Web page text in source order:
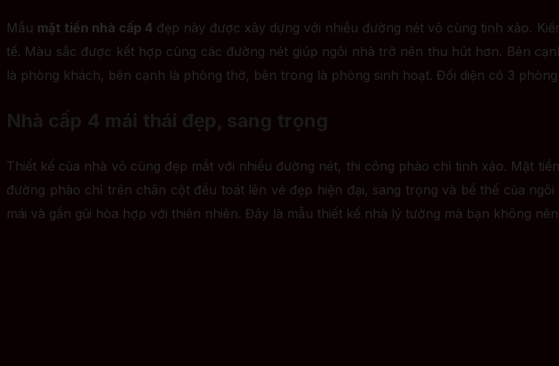
Mẫu mặt tiền nhà cấp 4 đẹp này được xây dựng với nhiều đường nét vô cùng tinh xảo.
tế. Màu sắc được kết hợp cùng các đường nét giúp ngôi nhà trở nên thu hút hơn. Bên
là phòng khách, bên cạnh là phòng thờ, bên trong là phòng sinh hoạt. Đối diện có 3
Nhà cấp 4 mái thái đẹp, sang trọng
Thiết kế của nhà vô cùng đẹp mắt với nhiều đường nét, thi công phào chỉ tinh xảo. Mặt
đường phào chỉ trên chân cột đều toát lên vẻ đẹp hiện đại, sang trọng và bề thế của
mái và gần gũi hòa hợp với thiên nhiên. Đây là mẫu thiết kế nhà lý tưởng mà bạn không